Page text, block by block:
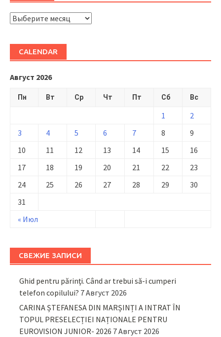
ARHIVĂ
CALENDAR
Август 2026
Пн Вт Ср Чт Пт Сб Вс
« Июл
1
2
3
4 5 6 7 8
9
10
11 12 13 14 15
16
17
18 19 20 21 22
23
24
25 26 27 28 29
30
31
СВЕЖИЕ ЗАПИСИ
Ghid pentru părinţi. Când ar trebui să-i cumperi
telefon copilului? 7 Август 2026
CARINA ȘTEFANESA DIN MARȘINȚI A INTRAT ÎN
TOPUL PRESELECȚIEI NAȚIONALE PENTRU
EUROVISION JUNIOR- 2026 7 Август 2026